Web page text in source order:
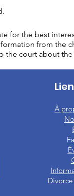
for the best
from the
the court about
À